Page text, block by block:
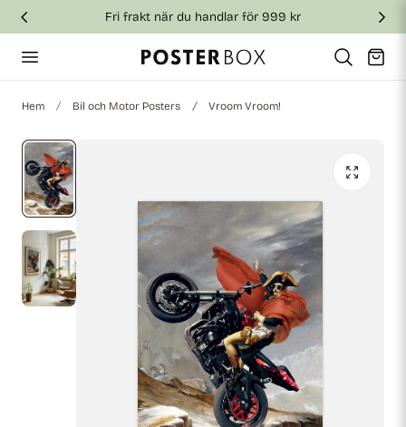
till innehållet Fri frakt när du handlar för 999 kr
Vagn
Hem Bil och Motor Posters Vroom Vroom!